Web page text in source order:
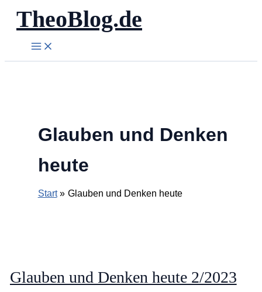
Zum
Inhalt
springen
TheoBlog.de
Glauben und Denken
heute
Start Glauben und Denken heute
Glauben und Denken heute 2/2023